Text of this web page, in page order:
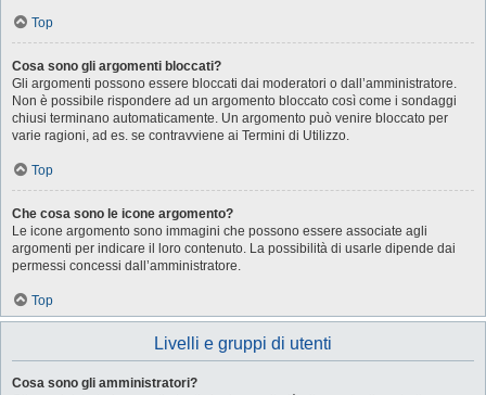
Top
Cosa sono gli argomenti bloccati?
Gli argomenti possono essere bloccati dai moderatori o dall’amministratore.
Non è possibile rispondere ad un argomento bloccato così come i sondaggi
chiusi terminano automaticamente. Un argomento può venire bloccato per
varie ragioni, ad es. se contravviene ai Termini di Utilizzo.
Top
Che cosa sono le icone argomento?
Le icone argomento sono immagini che possono essere associate agli
argomenti per indicare il loro contenuto. La possibilità di usarle dipende dai
permessi concessi dall’amministratore.
Top
Livelli e gruppi di utenti
Cosa sono gli amministratori?